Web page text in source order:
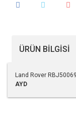
ÜRÜN BILGISI
Land Rover
AYD